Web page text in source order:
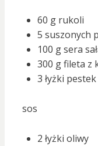
60 g rukoli
5 suszonych
100 g sera
300 g fileta z
3 łyżki
sos
2 łyżki oliwy